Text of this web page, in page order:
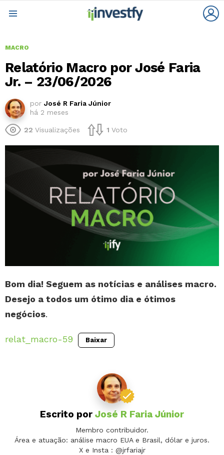
MACRO
Relatório Macro por José Faria
Jr. – 23/06/2026
por José R Faria Júnior
há 2 meses
22 Visualizações 1 Voto
Bom dia! Seguem as notícias e análises macro.
Desejo a todos um ótimo dia e ótimos
negócios.
relat_macro-59 Baixar
Escrito por José R Faria Júnior
Membro contribuidor.
Área e atuação: análise macro EUA e Brasil, dólar e juros.
X e Insta : @jrfariajr